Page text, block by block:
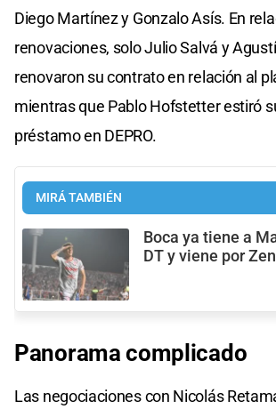
Diego Martínez y Gonzalo Asís. En
renovaciones, solo Julio Salvá y
renovaron su contrato en relación al
mientras que Pablo Hofstetter estiró
préstamo en DEPRO.
MIRÁ TAMBIÉN
Boca ya tiene a
DT y viene por
Panorama complicado
Las negociaciones con Nicolás